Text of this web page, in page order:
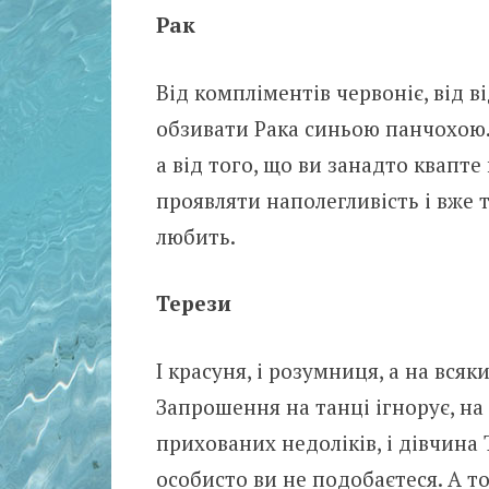
Рак
Від компліментів червоніє, від
обзивати Рака синьою
а від того, що ви занадто квапте
проявляти наполегливість і вже
любить.
Терези
І красуня, і розумниця, а на
Запрошення на танці ігнорує,
прихованих недоліків, і
особисто ви не подобаєтеся. А